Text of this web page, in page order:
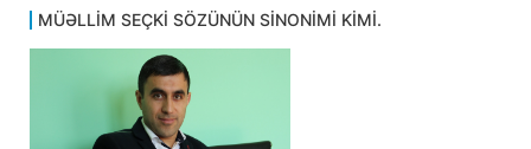
MÜƏLLİM SEÇKİ SÖZÜNÜN SİNONİMİ KİMİ.